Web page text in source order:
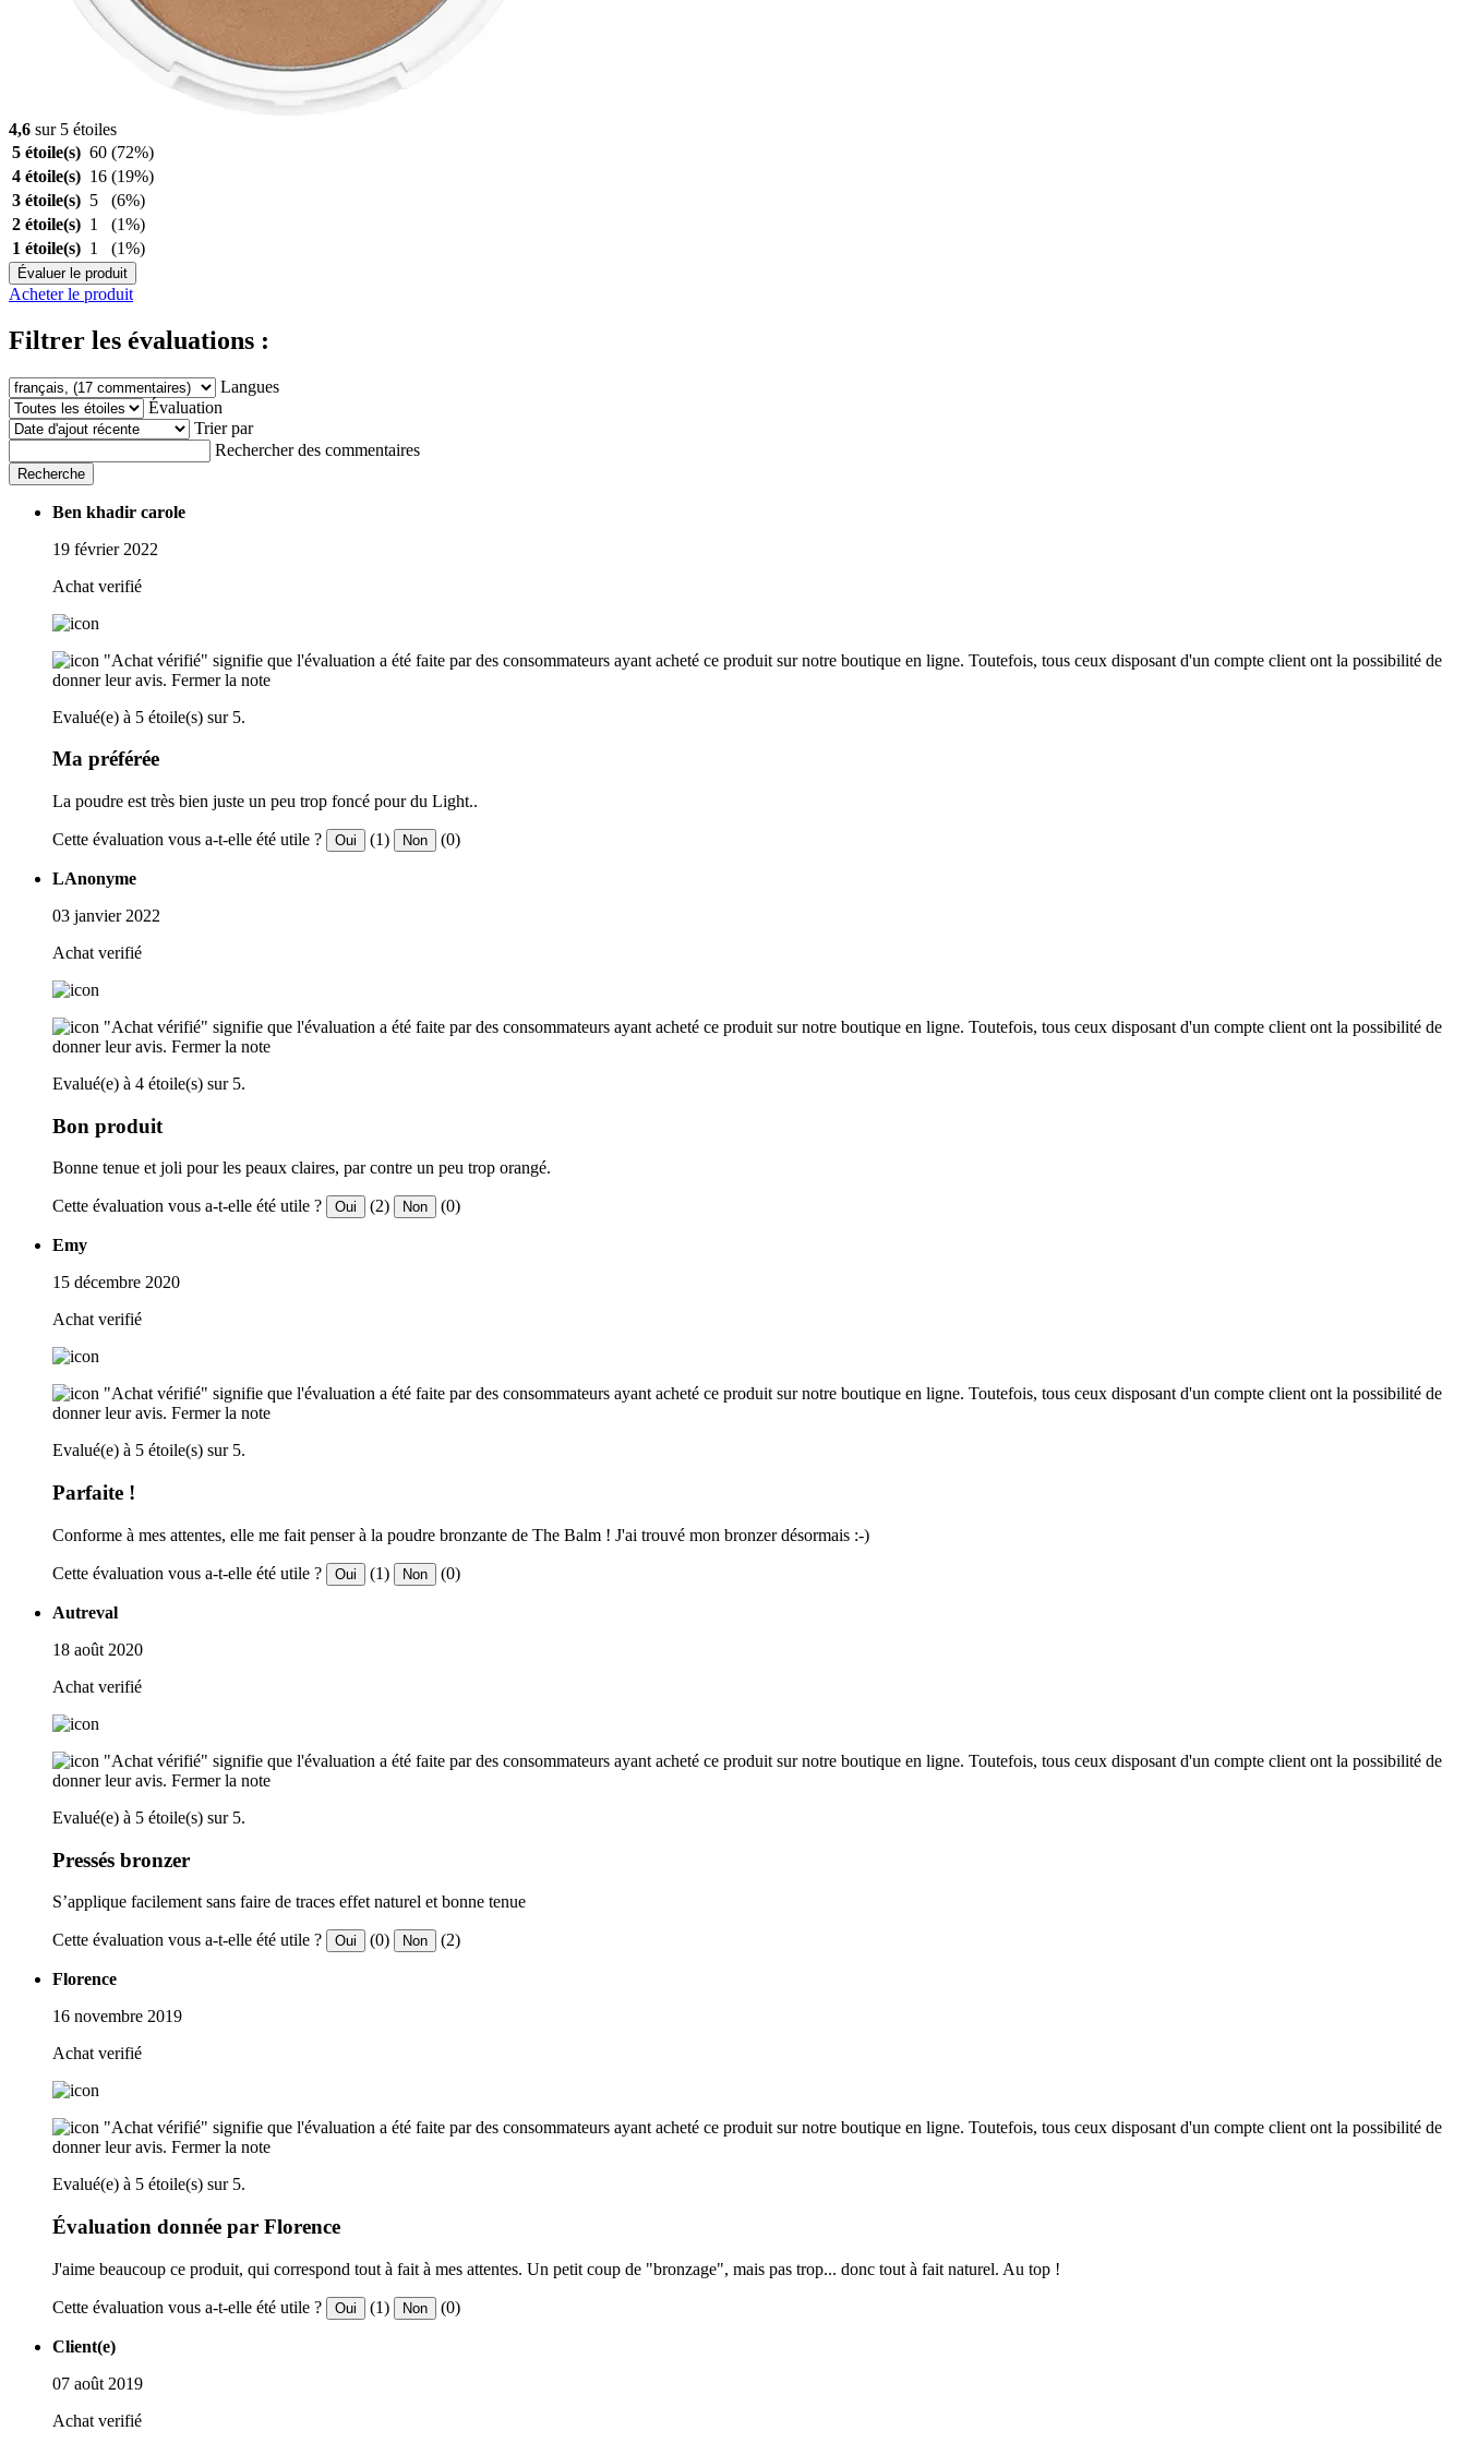
4,6 sur 5 étoiles
5 étoile(s) 60 (72%)
4 étoile(s) 16 (19%)
3 étoile(s) 5
(6%)
2 étoile(s) 1
(1%)
1 étoile(s) 1 (1%)
Évaluer le produit
Acheter le produit
Filtrer les évaluations :
Langues
Évaluation
Trier par
Rechercher des commentaires
Recherche
Ben khadir carole
19 février 2022
Achat verifié
"Achat vérifié" signifie que l'évaluation a été faite par des consommateurs ayant acheté ce produit sur notre boutique en ligne. Toutefois, tous ceux disposant d'un compte client ont la possibilité de
donner leur avis. Fermer la note
Evalué(e) à 5 étoile(s) sur 5.
Ma préférée
La poudre est très bien juste un peu trop foncé pour du Light..
Cette évaluation vous a-t-elle été utile ? Oui (1) Non (0)
LAnonyme
03 janvier 2022
Achat verifié
"Achat vérifié" signifie que l'évaluation a été faite par des consommateurs ayant acheté ce produit sur notre boutique en ligne. Toutefois, tous ceux disposant d'un compte client ont la possibilité de
donner leur avis. Fermer la note
Evalué(e) à 4 étoile(s) sur 5.
Bon produit
Bonne tenue et joli pour les peaux claires, par contre un peu trop orangé.
Cette évaluation vous a-t-elle été utile ? Oui (2) Non (0)
Emy
15 décembre 2020
Achat verifié
"Achat vérifié" signifie que l'évaluation a été faite par des consommateurs ayant acheté ce produit sur notre boutique en ligne. Toutefois, tous ceux disposant d'un compte client ont la possibilité de
donner leur avis. Fermer la note
Evalué(e) à 5 étoile(s) sur 5.
Parfaite !
Conforme à mes attentes, elle me fait penser à la poudre bronzante de The Balm ! J'ai trouvé mon bronzer désormais :-)
Cette évaluation vous a-t-elle été utile ? Oui (1) Non (0)
Autreval
18 août 2020
Achat verifié
"Achat vérifié" signifie que l'évaluation a été faite par des consommateurs ayant acheté ce produit sur notre boutique en ligne. Toutefois, tous ceux disposant d'un compte client ont la possibilité de
donner leur avis. Fermer la note
Evalué(e) à 5 étoile(s) sur 5.
Pressés bronzer
S’applique facilement sans faire de traces effet naturel et bonne tenue
Cette évaluation vous a-t-elle été utile ? Oui (0) Non (2)
Florence
16 novembre 2019
Achat verifié
"Achat vérifié" signifie que l'évaluation a été faite par des consommateurs ayant acheté ce produit sur notre boutique en ligne. Toutefois, tous ceux disposant d'un compte client ont la possibilité de
donner leur avis. Fermer la note
Evalué(e) à 5 étoile(s) sur 5.
Évaluation donnée par Florence
J'aime beaucoup ce produit, qui correspond tout à fait à mes attentes. Un petit coup de "bronzage", mais pas trop... donc tout à fait naturel. Au top !
Cette évaluation vous a-t-elle été utile ? Oui (1) Non (0)
Client(e)
07 août 2019
Achat verifié